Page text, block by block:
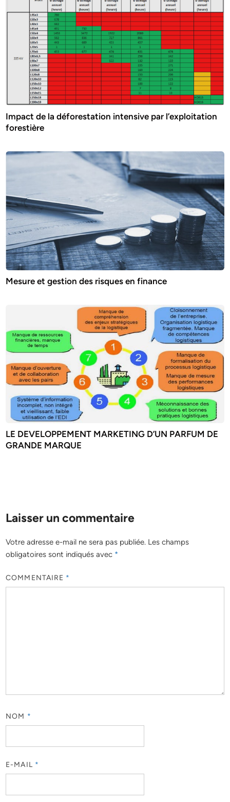
Impact de la déforestation intensive par l’exploitation
forestière
Mesure et gestion des risques en finance
LE DEVELOPPEMENT MARKETING D’UN PARFUM DE
GRANDE MARQUE
Laisser un commentaire
Votre adresse e-mail ne sera pas publiée. Les champs
obligatoires sont indiqués avec *
COMMENTAIRE *
NOM *
E-MAIL *